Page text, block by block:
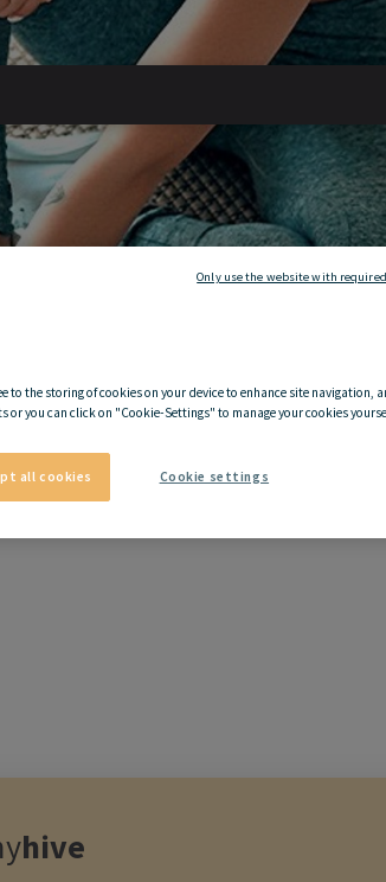
hive
to the storing of cookies on your device to enhance site navigation,
or you can click on "Cookie-Settings" to manage your cookies
all cookies Cookie settings
Only use the website with